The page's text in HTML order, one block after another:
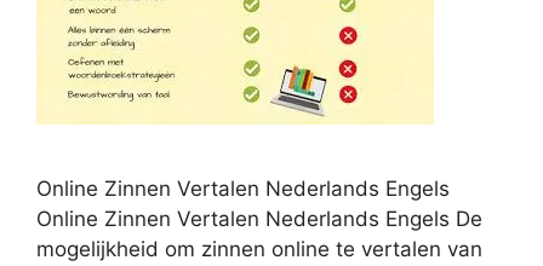
Online Zinnen Vertalen Nederlands Engels
Online Zinnen Vertalen Nederlands Engels De
mogelijkheid om zinnen online te vertalen van